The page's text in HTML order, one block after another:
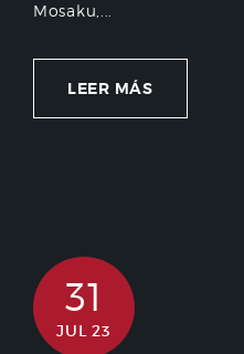
Mosaku,...
LEER MÁS
31
JUL 23